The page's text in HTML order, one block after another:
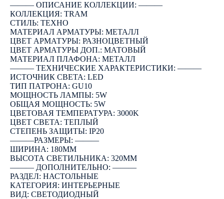
――― ОПИСАНИЕ КОЛЛЕКЦИИ: ―――
КОЛЛЕКЦИЯ: TRAM
СТИЛЬ: ТЕХНО
МАТЕРИАЛ АРМАТУРЫ: МЕТАЛЛ
ЦВЕТ АРМАТУРЫ: РАЗНОЦВЕТНЫЙ
ЦВЕТ АРМАТУРЫ ДОП.: МАТОВЫЙ
МАТЕРИАЛ ПЛАФОНА: МЕТАЛЛ
――― ТЕХНИЧЕСКИЕ ХАРАКТЕРИСТИКИ: ―――
ИСТОЧНИК СВЕТА: LED
ТИП ПАТРОНА: GU10
МОЩНОСТЬ ЛАМПЫ: 5W
ОБЩАЯ МОЩНОСТЬ: 5W
ЦВЕТОВАЯ ТЕМПЕРАТУРА: 3000K
ЦВЕТ СВЕТА: ТЕПЛЫЙ
СТЕПЕНЬ ЗАЩИТЫ: IP20
―――РАЗМЕРЫ: ―――
ШИРИНА: 180ММ
ВЫСОТА СВЕТИЛЬНИКА: 320ММ
――― ДОПОЛНИТЕЛЬНО: ―――
РАЗДЕЛ: НАСТОЛЬНЫЕ
КАТЕГОРИЯ: ИНТЕРЬЕРНЫЕ
ВИД: СВЕТОДИОДНЫЙ